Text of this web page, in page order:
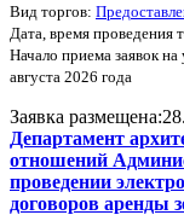
Вид торгов:
Дата, время проведения
Начало приема заявок
августа 2026 года
Заявка
Департамент
отношений
проведении
договоров аренды